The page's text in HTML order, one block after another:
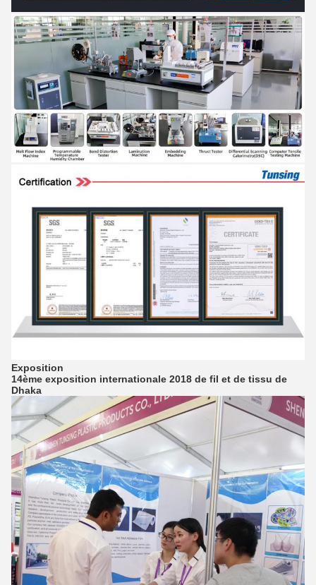
Exposition
14ème exposition internationale 2018 de fil et de tissu de
Dhaka